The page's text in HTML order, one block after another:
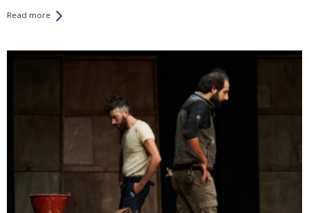
Read more